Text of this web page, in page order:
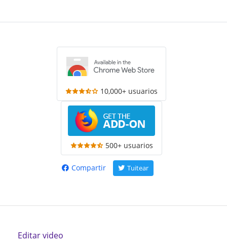
10,000+ usuarios
500+ usuarios
Compartir Tuitear
Editar video